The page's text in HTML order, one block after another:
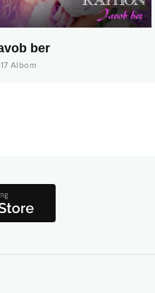
ber
Albom